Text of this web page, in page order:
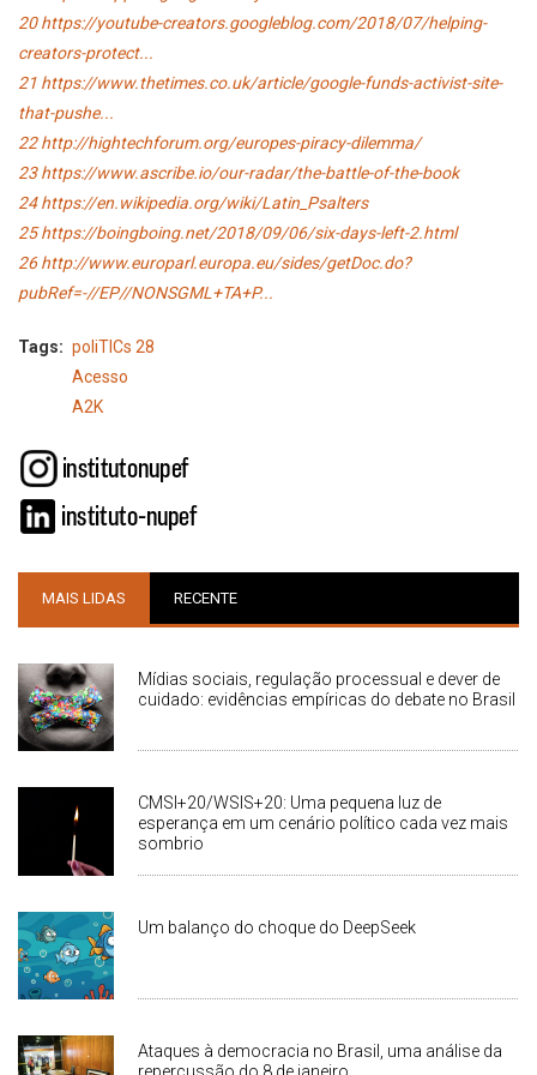
20https://youtube-creators.googleblog.com/2018/07/helping-
creators-protect...
21 https://www.thetimes.co.uk/article/google-funds-activist-site-
that-pushe...
22http://hightechforum.org/europes-piracy-dilemma/
23https://www.ascribe.io/our-radar/the-battle-of-the-book
24https://en.wikipedia.org/wiki/Latin_Psalters
25https://boingboing.net/2018/09/06/six-days-left-2.html
26 http://www.europarl.europa.eu/sides/getDoc.do?
pubRef=-//EP//NONSGML+TA+P...
Tags
poliTICs 28
Acesso
A2K
MAIS LIDAS RECENTE
Mídias sociais, regulação processual e dever de
cuidado: evidências empíricas do debate no Brasil
CMSI+20/WSIS+20: Uma pequena luz de
esperança em um cenário político cada vez mais
sombrio
Um balanço do choque do DeepSeek
Ataques à democracia no Brasil, uma análise da